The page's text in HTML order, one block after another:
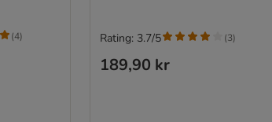
(4)
189,90 kr
Rating: 3.7/5 (3)